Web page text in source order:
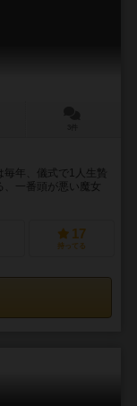
年、儀式で1人生贄
一番頭が悪い魔女
17
持ってる